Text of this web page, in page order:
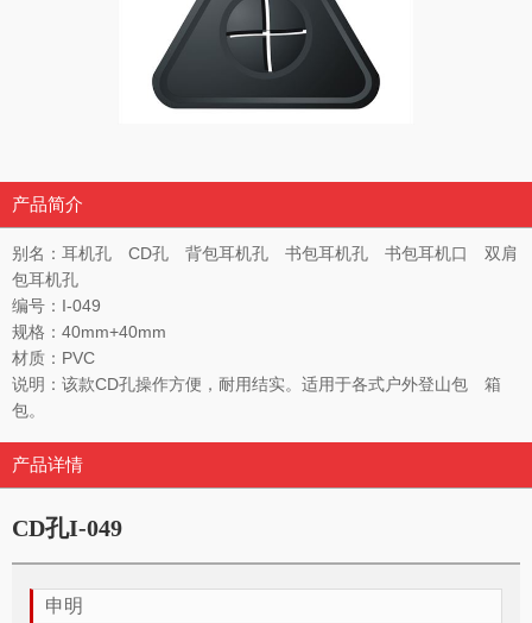
产品简介
别名：耳机孔 CD孔 背包耳机孔 书包耳机孔 书包耳机口 双肩
包耳机孔
编号：I-049
规格：40mm+40mm
材质：PVC
说明：该款CD孔操作方便，耐用结实。适用于各式户外登山包 箱
包。
产品详情
CD孔I-049
申明